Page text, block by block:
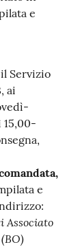
e
Servizio
ai
15,00-
e
Associato